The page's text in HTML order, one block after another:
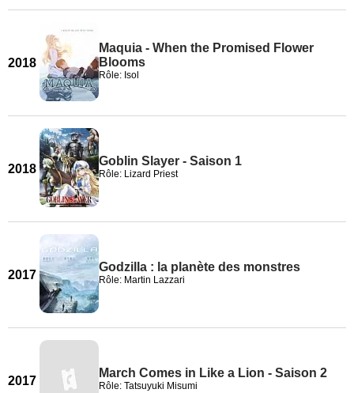
2018
Maquia - When the Promised Flower
Blooms
Rôle: Isol
2018
Goblin Slayer - Saison 1
Rôle: Lizard Priest
2017
Godzilla : la planète des monstres
Rôle: Martin Lazzari
2017
March Comes in Like a Lion - Saison 2
Rôle: Tatsuyuki Misumi